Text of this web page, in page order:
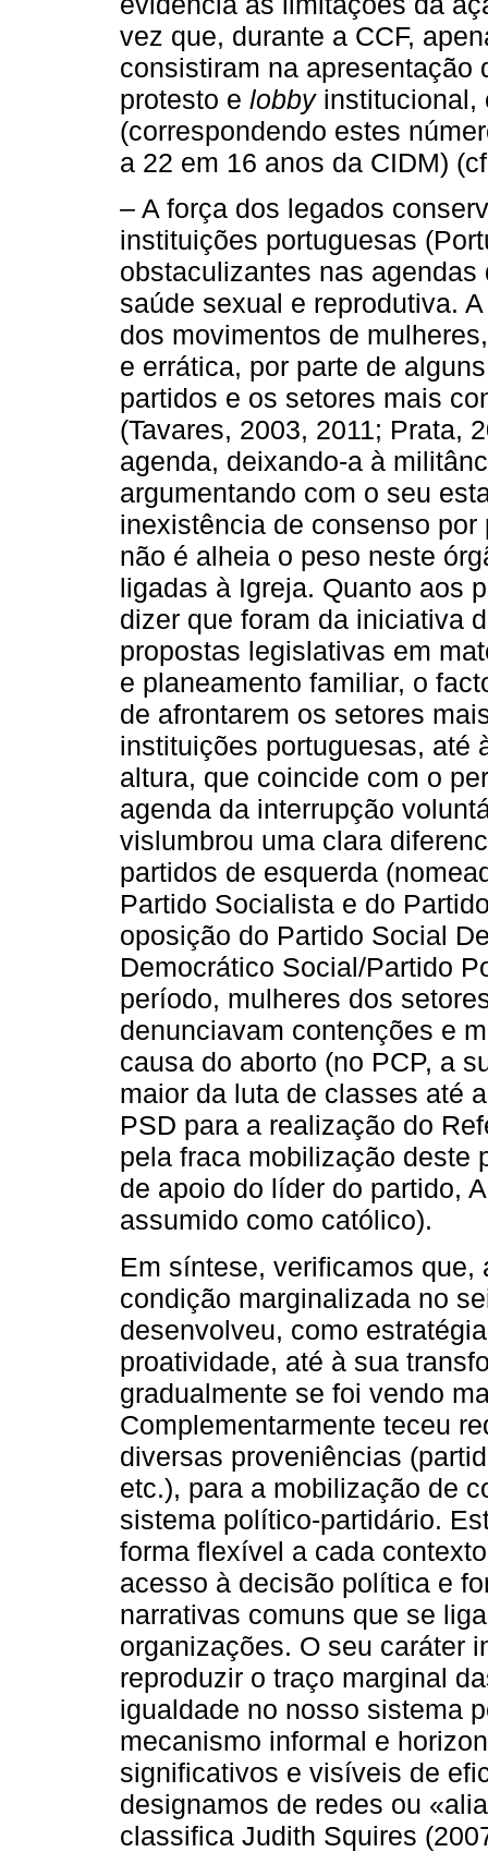
vez que, durante a CCF,
consistiram na apresentação
protesto e lobbyinstitucional,
(correspondendo estes
a 22 em 16 anos da CIDM)
– A força dos legados
instituições portuguesas
obstaculizantes nas
saúde sexual e reprodutiva.
dos movimentos de
e errática, por parte de
partidos e os setores mais
(Tavares, 2003, 2011; Prata,
agenda, deixando-a à
argumentando com o seu
inexistência de consenso
não é alheia o peso neste
ligadas à Igreja. Quanto aos
dizer que foram da iniciativa
propostas legislativas em
e planeamento familiar, o
de afrontarem os setores
instituições portuguesas, até
altura, que coincide com o
agenda da interrupção
vislumbrou uma clara
partidos de esquerda
Partido Socialista e do
oposição do Partido Social
Democrático Social/Partido
período, mulheres dos
denunciavam contenções e
causa do aborto (no PCP, a
maior da luta de classes até
PSD para a realização do
pela fraca mobilização deste
de apoio do líder do partido,
assumido como católico).
Em síntese, verificamos
condição marginalizada no
desenvolveu, como
proatividade, até à sua
gradualmente se foi vendo
Complementarmente teceu
diversas proveniências
etc.), para a mobilização de
sistema político-partidário.
forma flexível a cada
acesso à decisão política e
narrativas comuns que se
organizações. O seu caráter
reproduzir o traço marginal
igualdade no nosso sistema
mecanismo informal e
significativos e visíveis de
designamos de redes ou
classifica Judith Squires